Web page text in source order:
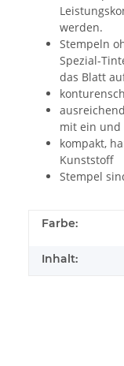
werden.
Stempeln
Spezial-
das Blatt
mit ein und
kompakt,
Kunststoff
Stempel
Farbe:
Inhalt: